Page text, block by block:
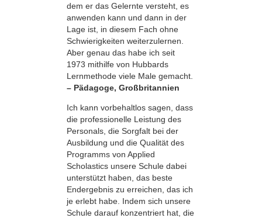
dem er das Gelernte versteht, es
anwenden kann und dann in der
Lage ist, in diesem Fach ohne
Schwierigkeiten weiterzulernen.
Aber genau das habe ich seit
1973 mithilfe von Hubbards
Lernmethode viele Male gemacht.
– Pädagoge, Großbritannien
Ich kann vorbehaltlos sagen, dass
die professionelle Leistung des
Personals, die Sorgfalt bei der
Ausbildung und die Qualität des
Programms von Applied
Scholastics unsere Schule dabei
unterstützt haben, das beste
Endergebnis zu erreichen, das ich
je erlebt habe. Indem sich unsere
Schule darauf konzentriert hat, die